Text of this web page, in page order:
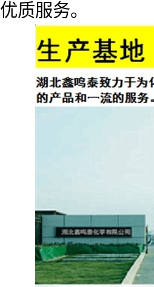
优质服务。